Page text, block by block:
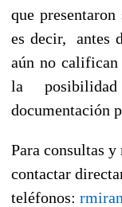
que
es decir, antes
aún no califican
la
documentación
Para consultas
contactar
teléfonos: